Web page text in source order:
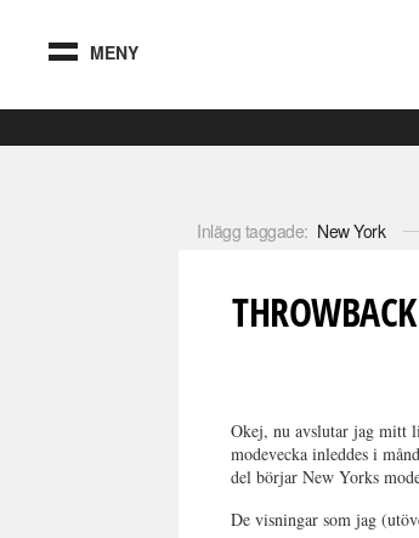
MENY
Inlägg taggade: New York
Okej, nu avslutar jag mitt
modevecka inleddes i
del börjar New Yorks
De visningar som jag